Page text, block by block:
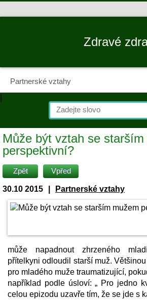
Zdravé
Partnerské vztahy
|
Může být vztah se starším
perspektivní?
Zpět Vpřed
30.10 2015
Partnerské vztahy
může napadnout zhrzeného
přítelkyni odloudil starší muž.
pro mladého muže traumatizující,
například podle úsloví: „ Pro jedno
celou epizodu uzavře tím, že se jde s